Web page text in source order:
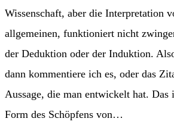
Wissenschaft, aber die Interpretation
allgemeinen, funktioniert nicht
der Deduktion oder der Induktion.
dann kommentiere ich es, oder das
Aussage, die man entwickelt hat. Das
Form des Schöpfens von…